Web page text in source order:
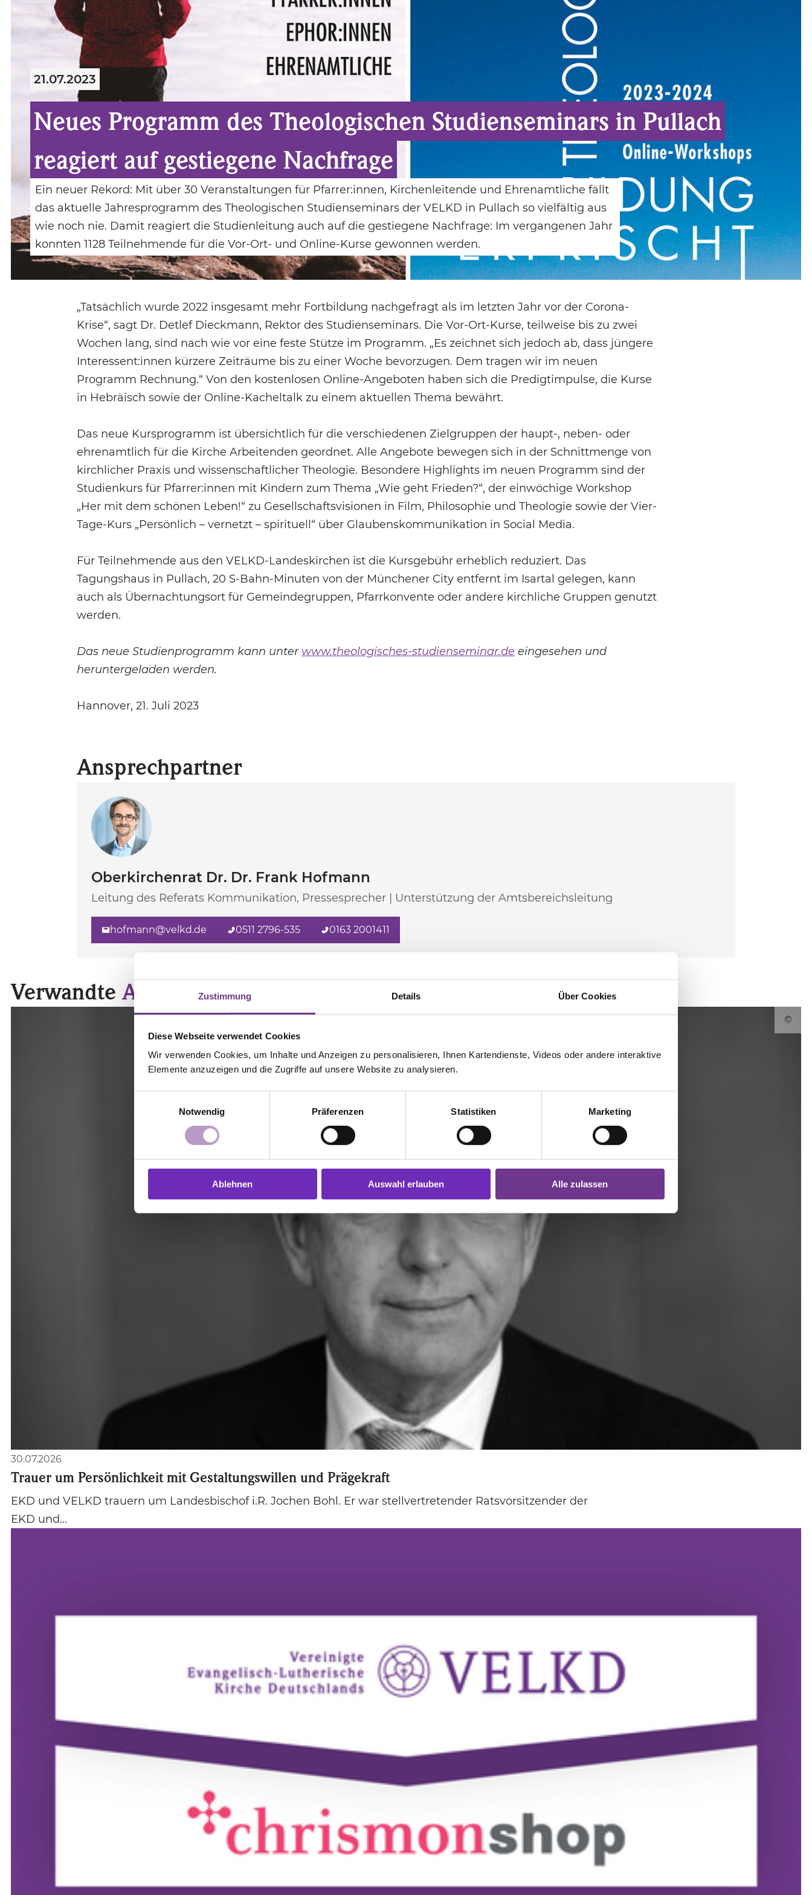
Zustimmung Details Über Cookies
Diese Webseite verwendet Cookies
Wir verwenden Cookies, um Inhalte und Anzeigen zu personalisieren, Ihnen Kartendienste, Videos oder andere interaktive
Elemente anzuzeigen und die Zugriffe auf unsere Website zu analysieren.
Notwendig
Präferenzen Statistiken Marketing
Ablehnen Auswahl erlauben Alle zulassen
21.07.2023
Neues Programm des Theologischen Studienseminars in Pullach
reagiert auf gestiegene Nachfrage
Ein neuer Rekord: Mit über 30 Veranstaltungen für Pfarrer:innen, Kirchenleitende und Ehrenamtliche fällt
das aktuelle Jahresprogramm des Theologischen Studienseminars der VELKD in Pullach so vielfältig aus
wie noch nie. Damit reagiert die Studienleitung auch auf die gestiegene Nachfrage: Im vergangenen Jahr
konnten 1128 Teilnehmende für die Vor-Ort- und Online-Kurse gewonnen werden.
„Tatsächlich wurde 2022 insgesamt mehr Fortbildung nachgefragt als im letzten Jahr vor der Corona-
Krise“, sagt Dr. Detlef Dieckmann, Rektor des Studienseminars. Die Vor-Ort-Kurse, teilweise bis zu zwei
Wochen lang, sind nach wie vor eine feste Stütze im Programm. „Es zeichnet sich jedoch ab, dass jüngere
Interessent:innen kürzere Zeiträume bis zu einer Woche bevorzugen. Dem tragen wir im neuen
Programm Rechnung.“ Von den kostenlosen Online-Angeboten haben sich die Predigtimpulse, die Kurse
in Hebräisch sowie der Online-Kacheltalk zu einem aktuellen Thema bewährt.
Das neue Kursprogramm ist übersichtlich für die verschiedenen Zielgruppen der haupt-, neben- oder
ehrenamtlich für die Kirche Arbeitenden geordnet. Alle Angebote bewegen sich in der Schnittmenge von
kirchlicher Praxis und wissenschaftlicher Theologie. Besondere Highlights im neuen Programm sind der
Studienkurs für Pfarrer:innen mit Kindern zum Thema „Wie geht Frieden?“, der einwöchige Workshop
„Her mit dem schönen Leben!“ zu Gesellschaftsvisionen in Film, Philosophie und Theologie sowie der Vier-
Tage-Kurs „Persönlich – vernetzt – spirituell“ über Glaubenskommunikation in Social Media.
Für Teilnehmende aus den VELKD-Landeskirchen ist die Kursgebühr erheblich reduziert. Das
Tagungshaus in Pullach, 20 S-Bahn-Minuten von der Münchener City entfernt im Isartal gelegen, kann
auch als Übernachtungsort für Gemeindegruppen, Pfarrkonvente oder andere kirchliche Gruppen genutzt
werden.
Das neue Studienprogramm kann unter www.theologisches-studienseminar.de eingesehen und
heruntergeladen werden.
Hannover, 21. Juli 2023
Ansprechpartner
Oberkirchenrat Dr. Dr. Frank Hofmann
Leitung des Referats Kommunikation, Pressesprecher | Unterstützung der Amtsbereichsleitung
hofmann@velkd.de 0511 2796-535 0163 2001411
VerwandteArtikel
©
30.07.2026
Trauer um Persönlichkeit mit Gestaltungswillen und Prägekraft
EKD und VELKD trauern um Landesbischof i.R. Jochen Bohl. Er war stellvertretender Ratsvorsitzender der
EKD und…